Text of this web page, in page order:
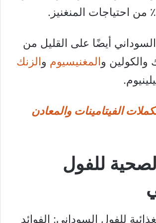
أيضًا على القليل من
والمغنيسيوم والزنك
الفيتامينات والمعادن
للفول